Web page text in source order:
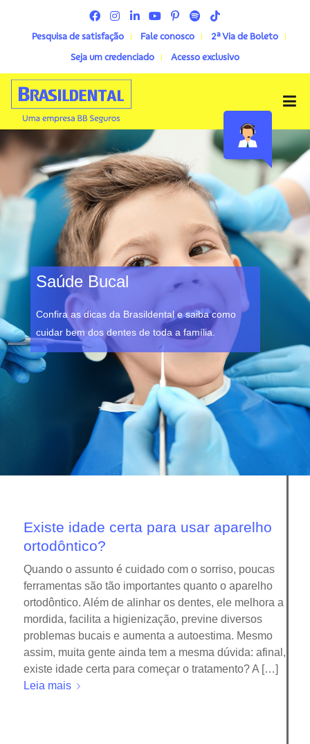
Pesquisa de satisfação Fale conosco
2ª Via de Boleto
Seja um credenciado
Acesso exclusivo
Menu
Saúde Bucal
Confira as dicas da Brasildental e saiba como
cuidar bem dos dentes de toda a família.
Existe idade certa para usar aparelho
ortodôntico?
Quando o assunto é cuidado com o sorriso, poucas
ferramentas são tão importantes quanto o aparelho
ortodôntico. Além de alinhar os dentes, ele melhora a
mordida, facilita a higienização, previne diversos
problemas bucais e aumenta a autoestima. Mesmo
assim, muita gente ainda tem a mesma dúvida: afinal,
existe idade certa para começar o tratamento? A […]
Leia mais